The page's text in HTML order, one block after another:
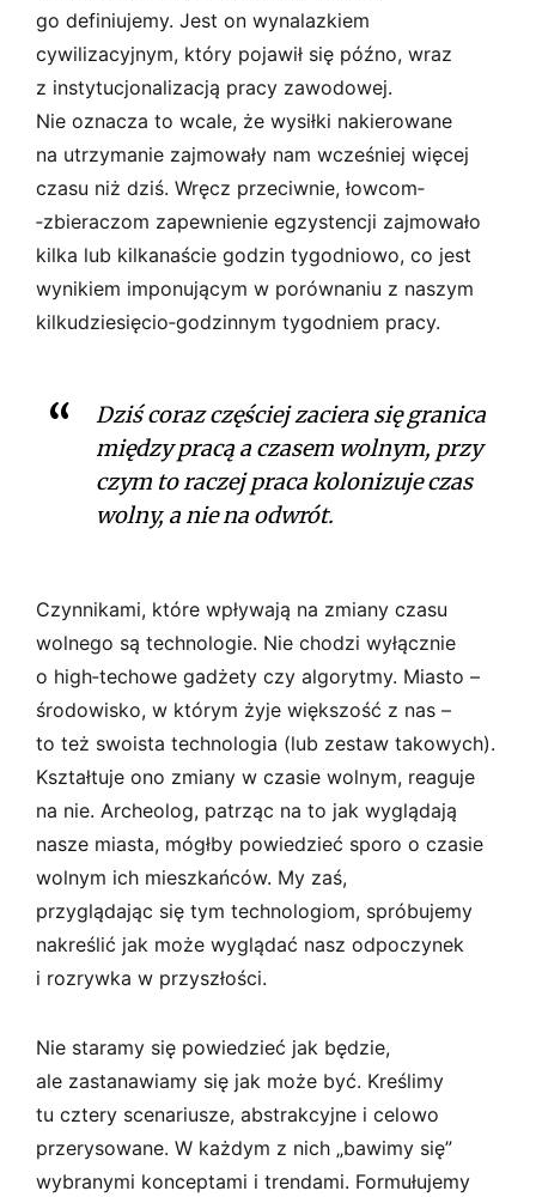
go definiujemy. Jest on wynalazkiem
cywilizacyjnym, który pojawił się późno, wraz
z instytucjonalizacją pracy zawodowej.
Nie oznacza to wcale, że wysiłki nakierowane
na utrzymanie zajmowały nam wcześniej więcej
czasu niż dziś. Wręcz przeciwnie, łowcom­
‑zbieraczom zapewnienie egzystencji zajmowało
kilka lub kilkanaście godzin tygodniowo, co jest
wynikiem imponującym w porównaniu z naszym
kilkudziesięcio­‑godzinnym tygodniem pracy.
Dziś coraz częściej zaciera się granica
między pracą a czasem wolnym, przy
czym to raczej praca kolonizuje czas
wolny, a nie na odwrót.
Czynnikami, które wpływają na zmiany czasu
wolnego są technologie. Nie chodzi wyłącznie
o high­‑techowe gadżety czy algorytmy. Miasto –
środowisko, w którym żyje większość z nas –
to też swoista technologia (lub zestaw takowych).
Kształtuje ono zmiany w czasie wolnym, reaguje
na nie. Archeolog, patrząc na to jak wyglądają
nasze miasta, mógłby powiedzieć sporo o czasie
wolnym ich mieszkańców. My zaś,
przyglądając się tym technologiom, spróbujemy
nakreślić jak może wyglądać nasz odpoczynek
i rozrywka w przyszłości.
Nie staramy się powiedzieć jak będzie,
ale zastanawiamy się jak może być. Kreślimy
tu cztery scenariusze, abstrakcyjne i celowo
przerysowane. W każdym z nich „bawimy się”
wybranymi konceptami i trendami. Formułujemy